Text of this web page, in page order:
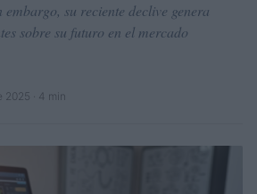
su reciente declive genera
sobre su futuro en el mercado
2025 · 4 min